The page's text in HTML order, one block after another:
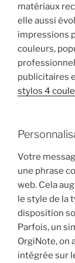
matériaux
elle aussi
impressions
couleurs,
publicitaires
stylos 4
Votre
une phrase
web. Cela
le style de la
disposition
Parfois, un
OrgiNote, on
intégrée sur